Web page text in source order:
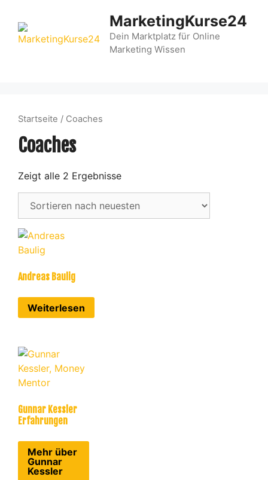
Inhalt
springen
MarketingKurse24
Dein Marktplatz für Online
Marketing Wissen
Startseite / Coaches
Coaches
Zeigt alle 2 Ergebnisse
Andreas Baulig
Weiterlesen
Gunnar Kessler
Erfahrungen
Mehr über
Gunnar
Kessler